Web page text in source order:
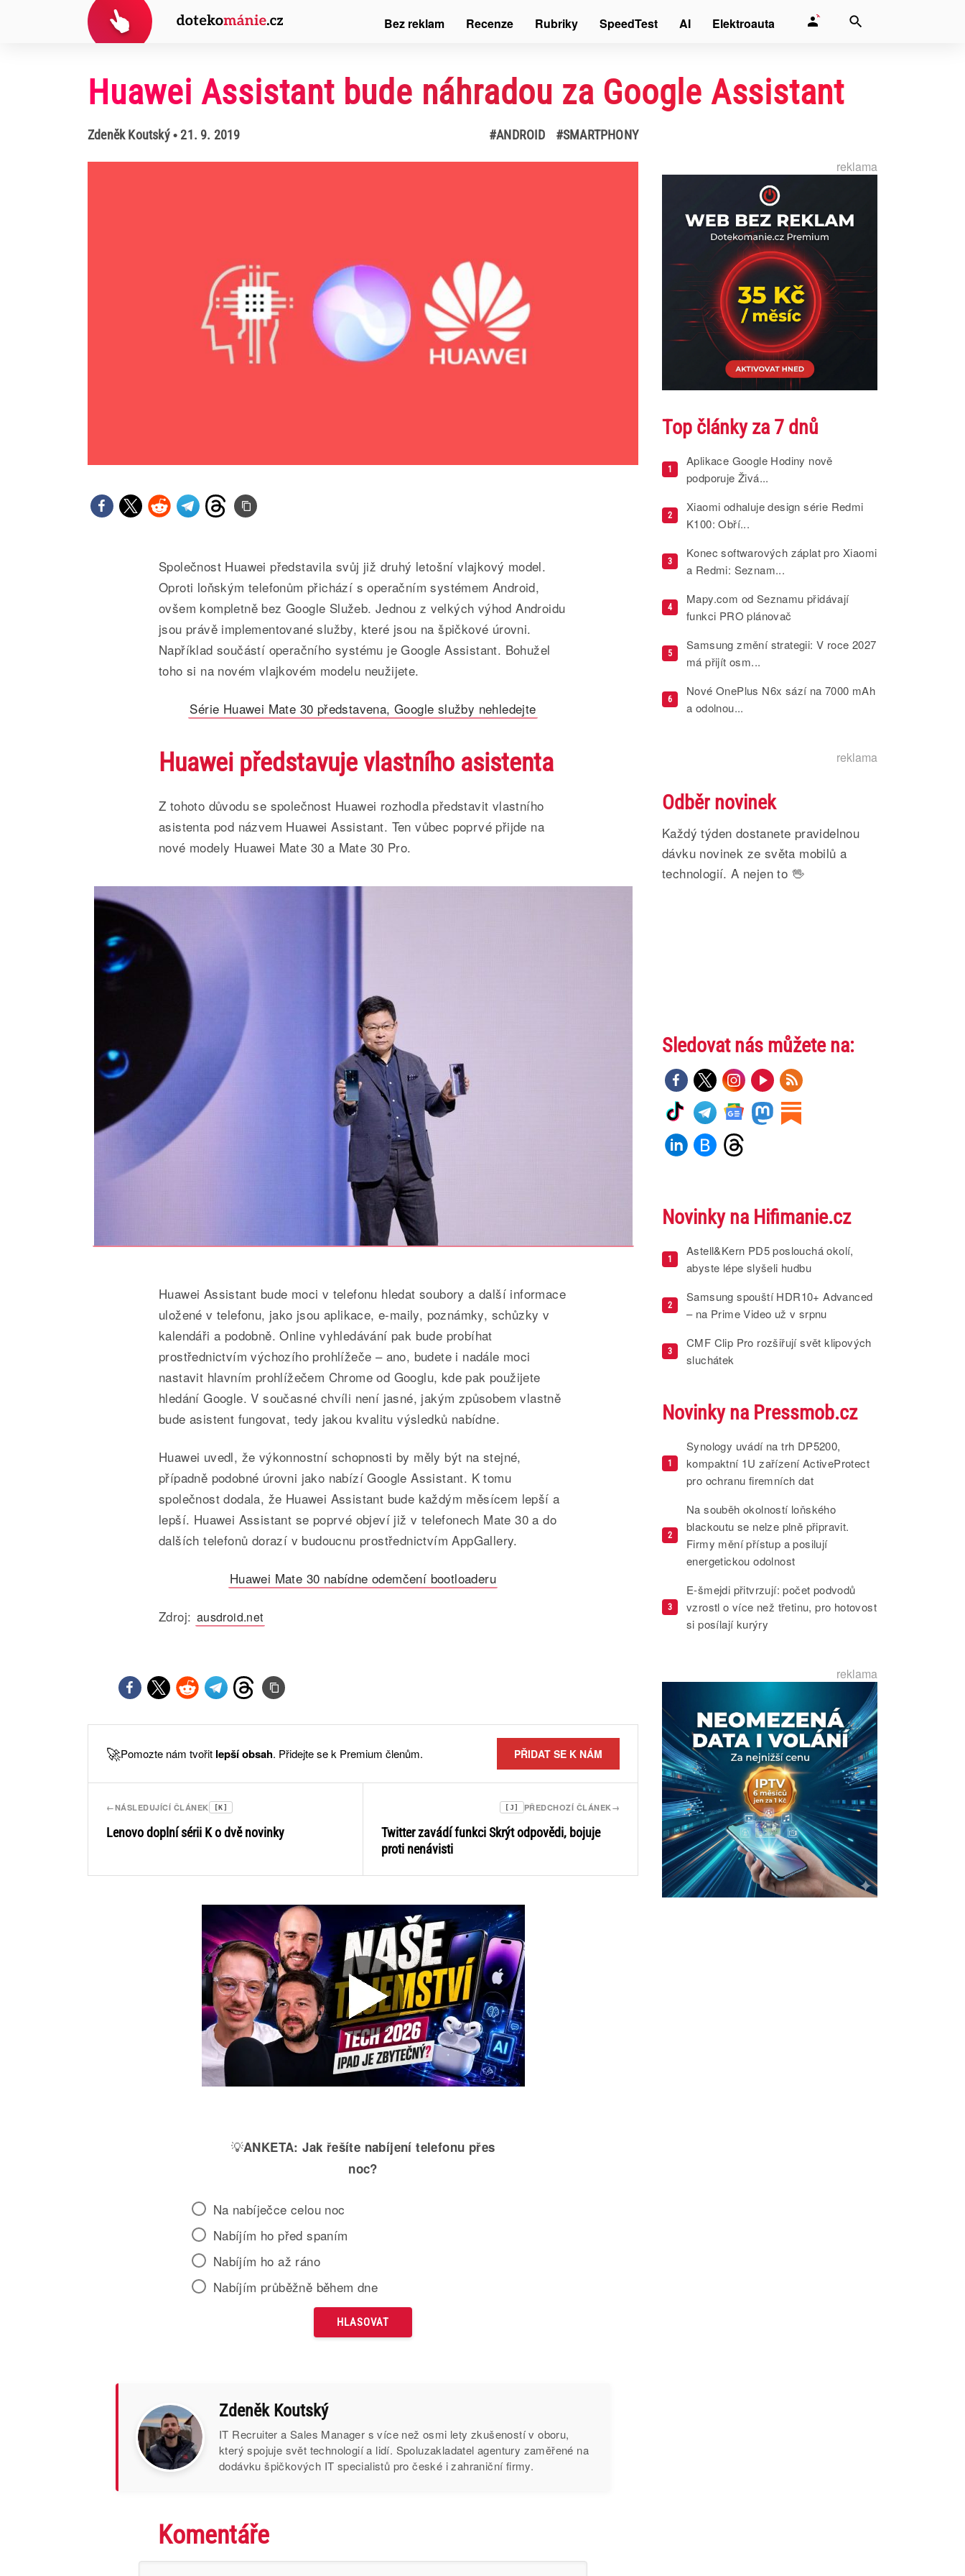
Huawei Assistant bude náhradou za Google Assistant
Zdeněk Koutský• 21. 9. 2019 #ANDROID #SMARTPHONY
Společnost Huawei představila svůj již druhý letošní vlajkový model.
Oproti loňským telefonům přichází s operačním systémem Android,
ovšem kompletně bez Google Služeb. Jednou z velkých výhod Androidu
jsou právě implementované služby, které jsou na špičkové úrovni.
Například součástí operačního systému je Google Assistant. Bohužel
toho si na novém vlajkovém modelu neužijete.
Série Huawei Mate 30 představena, Google služby nehledejte
Huawei představuje vlastního asistenta
Z tohoto důvodu se společnost Huawei rozhodla představit vlastního
asistenta pod názvem Huawei Assistant. Ten vůbec poprvé přijde na
nové modely Huawei Mate 30 a Mate 30 Pro.
Huawei Assistant bude moci v telefonu hledat soubory a další informace
uložené v telefonu, jako jsou aplikace, e-maily, poznámky, schůzky v
kalendáři a podobně. Online vyhledávání pak bude probíhat
prostřednictvím výchozího prohlížeče – ano, budete i nadále moci
nastavit hlavním prohlížečem Chrome od Googlu, kde pak použijete
hledání Google. V současné chvíli není jasné, jakým způsobem vlastně
bude asistent fungovat, tedy jakou kvalitu výsledků nabídne.
Huawei uvedl, že výkonnostní schopnosti by měly být na stejné,
případně podobné úrovni jako nabízí Google Assistant. K tomu
společnost dodala, že Huawei Assistant bude každým měsícem lepší a
lepší. Huawei Assistant se poprvé objeví již v telefonech Mate 30 a do
dalších telefonů dorazí v budoucnu prostřednictvím AppGallery.
Huawei Mate 30 nabídne odemčení bootloaderu
Zdroj: ausdroid.net
🚀Pomozte nám tvořit lepší obsah. Přidejte se k Premium členům. PŘIDAT SE K NÁM
←NÁSLEDUJÍCÍ ČLÁNEK [K]
Lenovo doplní sérii K o dvě novinky
→
PŘEDCHOZÍ ČLÁNEK
[J]
Twitter zavádí funkci Skrýt odpovědi, bojuje
proti nenávisti
💡ANKETA: Jak řešíte nabíjení telefonu přes
noc?
Na nabíječce celou noc
Nabíjím ho před spaním
Nabíjím ho až ráno
Nabíjím průběžně během dne
Zdeněk Koutský
IT Recruiter a Sales Manager s více než osmi lety zkušeností v oboru,
který spojuje svět technologií a lidí. Spoluzakladatel agentury zaměřené na
dodávku špičkových IT specialistů pro české i zahraniční firmy.
Komentáře
reklama
Top články za 7 dnů
1
Aplikace Google Hodiny nově
podporuje Živá...
2
Xiaomi odhaluje design série Redmi
K100: Obří...
3
Konec softwarových záplat pro Xiaomi
a Redmi: Seznam...
4
Mapy.com od Seznamu přidávají
funkci PRO plánovač
5
Samsung změní strategii: V roce 2027
má přijít osm...
6
Nové OnePlus N6x sází na 7000 mAh
a odolnou...
reklama
Odběr novinek
Každý týden dostanete pravidelnou
dávku novinek ze světa mobilů a
technologií. A nejen to 🖖
Sledovat nás můžete na:
Novinky na Hifimanie.cz
1
Astell&Kern PD5 poslouchá okolí,
abyste lépe slyšeli hudbu
2
Samsung spouští HDR10+ Advanced
– na Prime Video už v srpnu
3
CMF Clip Pro rozšiřují svět klipových
sluchátek
Novinky na Pressmob.cz
1
Synology uvádí na trh DP5200,
kompaktní 1U zařízení ActiveProtect
pro ochranu firemních dat
2
Na souběh okolností loňského
blackoutu se nelze plně připravit.
Firmy mění přístup a posilují
energetickou odolnost
3
E-šmejdi přitvrzují: počet podvodů
vzrostl o více než třetinu, pro hotovost
si posílají kurýry
reklama
Bez reklam Recenze Rubriky SpeedTest AI Elektroauta